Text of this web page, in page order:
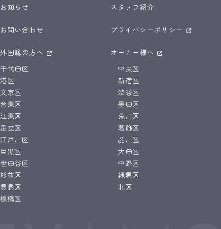
お知らせ スタッフ紹介
お問い合わせ プライバシーポリシー
外国籍の方へ
オーナー様へ
千代田区
中央区
港区
新宿区
文京区
渋谷区
台東区
墨田区
江東区
荒川区
足立区
葛飾区
江戸川区
品川区
目黒区
大田区
世田谷区
中野区
杉並区
練馬区
豊島区
北区
板橋区